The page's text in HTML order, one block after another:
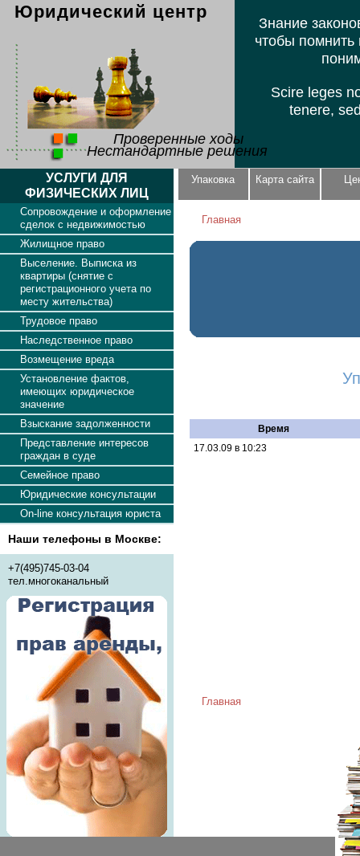
УСЛУГИ ДЛЯ
ФИЗИЧЕСКИХ ЛИЦ
Сопровождение и оформление
сделок с недвижимостью
Жилищное право
Выселение. Выписка из
квартиры (снятие с
регистрационного учета по
месту жительства)
Трудовое право
Наследственное право
Возмещение вреда
Установление фактов,
имеющих юридическое
значение
Взыскание задолженности
Представление интересов
граждан в суде
Семейное право
Юридические консультации
On-line консультация юриста
Наши телефоны в Москве:
+7(495)745-03-04
тел.многоканальный
Упаковка Карта сайта
Главная
Время
17.03.09 в 10:23
Главная
Юридический центр
Проверенные ходы
Нестандартные решения
Знание
чтобы помнить
Scire leges
tenere,